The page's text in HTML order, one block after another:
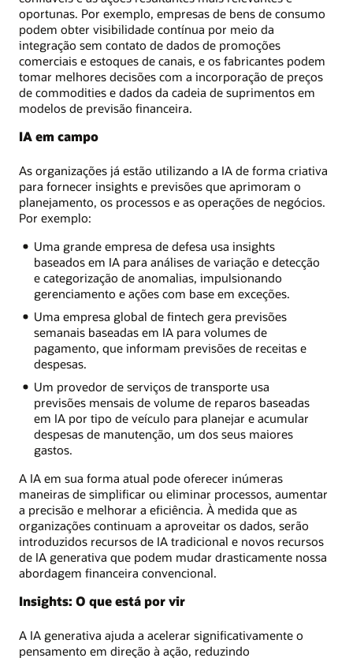
oportunas. Por exemplo, empresas de bens de consumo
podem obter visibilidade contínua por meio da
integração sem contato de dados de promoções
comerciais e estoques de canais, e os fabricantes podem
tomar melhores decisões com a incorporação de preços
de commodities e dados da cadeia de suprimentos em
modelos de previsão financeira.
IA em campo
As organizações já estão utilizando a IA de forma criativa
para fornecer insights e previsões que aprimoram o
planejamento, os processos e as operações de negócios.
Por exemplo:
Uma grande empresa de defesa usa insights
baseados em IA para análises de variação e detecção
e categorização de anomalias, impulsionando
gerenciamento e ações com base em exceções.
Uma empresa global de fintech gera previsões
semanais baseadas em IA para volumes de
pagamento, que informam previsões de receitas e
despesas.
Um provedor de serviços de transporte usa
previsões mensais de volume de reparos baseadas
em IA por tipo de veículo para planejar e acumular
despesas de manutenção, um dos seus maiores
gastos.
A IA em sua forma atual pode oferecer inúmeras
maneiras de simplificar ou eliminar processos, aumentar
a precisão e melhorar a eficiência. À medida que as
organizações continuam a aproveitar os dados, serão
introduzidos recursos de IA tradicional e novos recursos
de IA generativa que podem mudar drasticamente nossa
abordagem financeira convencional.
Insights: O que está por vir
A IA generativa ajuda a acelerar significativamente o
pensamento em direção à ação, reduzindo